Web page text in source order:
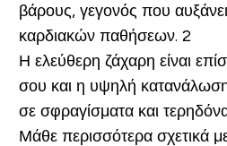
βάρους, γεγονός που
καρδιακών παθήσεων. 2
Η ελεύθερη ζάχαρη είναι
σου και η υψηλή
σε σφραγίσματα και
Μάθε περισσότερα σχετικά